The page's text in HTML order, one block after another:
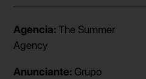
Agencia:The Summer
Agency
Anunciante: Grupo